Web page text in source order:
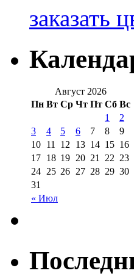
заказать
Август 2026
Пн Вт Ср Чт Пт Сб Вс
« Июл
1
2
3
4 5 6 7 8
9
10 11 12 13 14 15 16
17 18 19 20 21 22 23
24 25 26 27 28 29 30
31